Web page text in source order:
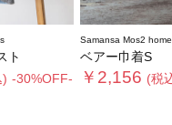
ト
) -30%OFF-
Samansa Mos2
ベアー巾着S
￥2,156 (税